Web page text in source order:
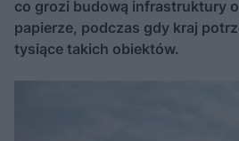
co grozi budową infrastruktury
papierze, podczas gdy kraj
tysiące takich obiektów.